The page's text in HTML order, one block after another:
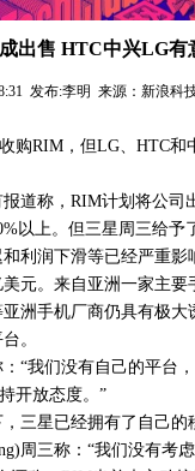
出售 HTC中兴LG有
发布:李明 来源：新浪科
购RIM，但LG、HTC
报道称，RIM计划将公司
以上。但三星周三给予
和利润下滑等已经严重
元。来自亚洲一家主要
洲手机厂商仍具有极
。
“我们没有自己的平台
开放态度。”
三星已经拥有了自己的
周三称：“我们没有考